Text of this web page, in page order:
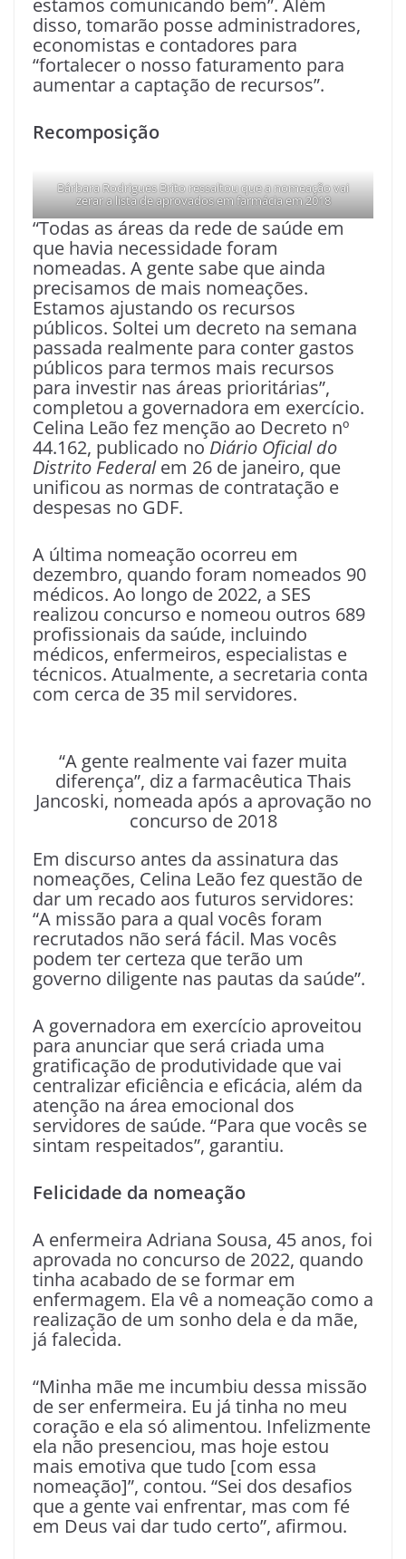
disso, tomarão posse administradores,
economistas e contadores para
“fortalecer o nosso faturamento para
aumentar a captação de recursos”.
Recomposição
Bárbara Rodrigues Brito ressaltou que a nomeação vai
zerar a lista de aprovados em farmácia em 2018
“Todas as áreas da rede de saúde em
que havia necessidade foram
nomeadas. A gente sabe que ainda
precisamos de mais nomeações.
Estamos ajustando os recursos
públicos. Soltei um decreto na semana
passada realmente para conter gastos
públicos para termos mais recursos
para investir nas áreas prioritárias”,
completou a governadora em exercício.
Celina Leão fez menção ao Decreto nº
44.162, publicado noDiário Oficial do
Distrito Federalem 26 de janeiro, que
unificou as normas de contratação e
despesas no GDF.
A última nomeação ocorreu em
dezembro, quando foram nomeados 90
médicos. Ao longo de 2022, a SES
realizou concurso e nomeou outros 689
profissionais da saúde, incluindo
médicos, enfermeiros, especialistas e
técnicos. Atualmente, a secretaria conta
com cerca de 35 mil servidores.
“A gente realmente vai fazer muita
diferença”, diz a farmacêutica Thais
Jancoski, nomeada após a aprovação no
concurso de 2018
Em discurso antes da assinatura das
nomeações, Celina Leão fez questão de
dar um recado aos futuros servidores:
“A missão para a qual vocês foram
recrutados não será fácil. Mas vocês
podem ter certeza que terão um
governo diligente nas pautas da saúde”.
A governadora em exercício aproveitou
para anunciar que será criada uma
gratificação de produtividade que vai
centralizar eficiência e eficácia, além da
atenção na área emocional dos
servidores de saúde. “Para que vocês se
sintam respeitados”, garantiu.
Felicidade da nomeação
A enfermeira Adriana Sousa, 45 anos, foi
aprovada no concurso de 2022, quando
tinha acabado de se formar em
enfermagem. Ela vê a nomeação como a
realização de um sonho dela e da mãe,
já falecida.
“Minha mãe me incumbiu dessa missão
de ser enfermeira. Eu já tinha no meu
coração e ela só alimentou. Infelizmente
ela não presenciou, mas hoje estou
mais emotiva que tudo [com essa
nomeação]”, contou. “Sei dos desafios
que a gente vai enfrentar, mas com fé
em Deus vai dar tudo certo”, afirmou.